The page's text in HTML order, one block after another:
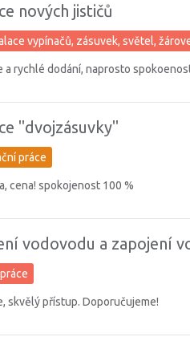
nových jističů
vypínačů, zásuvek, světel,
a rychlé dodání, naprosto
"dvojzásuvky"
práce
cena! spokojenost 100 %
vodovodu a zapojení
skvělý přístup. Doporučujeme!